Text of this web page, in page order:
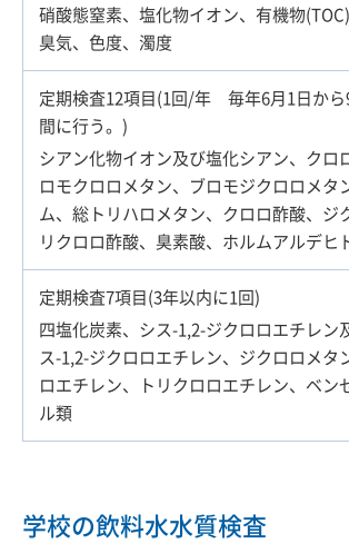
硝酸態窒素、塩化物イオン、有機物
臭気、色度、濁度
定期検査12項目(1回/年 毎年6月1日から
間に行う。)
シアン化物イオン及び塩化シアン、クロ
ロモクロロメタン、ブロモジクロロメタ
ム、総トリハロメタン、クロロ酢酸、ジ
リクロロ酢酸、臭素酸、ホルムアルデヒ
定期検査7項目(3年以内に1回)
四塩化炭素、シス-1,2-ジクロロエチレン
ス-1,2-ジクロロエチレン、ジクロロメタ
ロエチレン、トリクロロエチレン、ベン
ル類
学校の飲料水水質検査